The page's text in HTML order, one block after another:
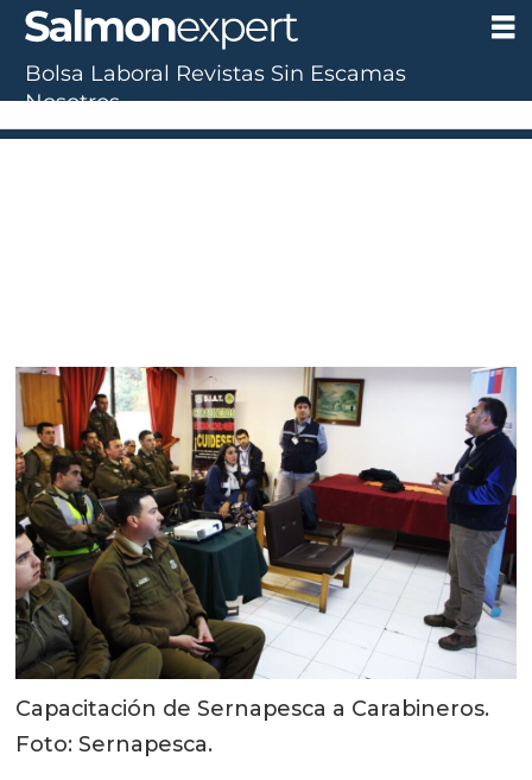
Capacitación de Sernapesca a Carabineros.
Foto: Sernapesca.
Bolsa Laboral Revistas Sin Escamas
Nosotros